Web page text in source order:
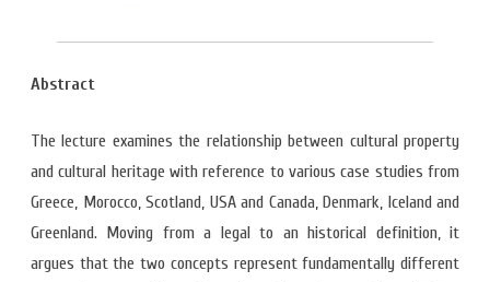
Abstract
The lecture examines the relationship between cultural property
and cultural heritage with reference to various case studies from
Greece, Morocco, Scotland, USA and Canada, Denmark, Iceland and
Greenland. Moving from a legal to an historical definition, it
argues that the two concepts represent fundamentally different